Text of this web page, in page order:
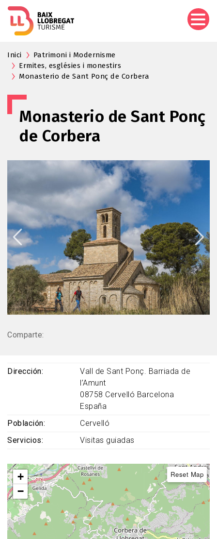
Inici
Patrimoni i Modernisme
Ermites, esglésies i monestirs
Monasterio de Sant Ponç de Corbera
Monasterio de Sant Ponç
de Corbera
Comparte:
Dirección
Vall de Sant Ponç. Barriada de
l’Amunt
08758 Cervelló Barcelona
España
Población
Cervelló
Servicios
Visitas guiadas
+
−
Reset Map